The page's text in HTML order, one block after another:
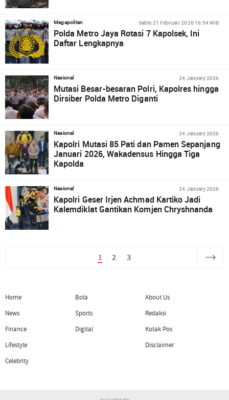
Megapolitan Sabtu 21 Februari 2026 16:54 WIB
Polda Metro Jaya Rotasi 7 Kapolsek, Ini
Daftar Lengkapnya
Nasional 24 January 2026
Mutasi Besar-besaran Polri, Kapolres hingga
Dirsiber Polda Metro Diganti
Nasional 24 January 2026
Kapolri Mutasi 85 Pati dan Pamen Sepanjang
Januari 2026, Wakadensus Hingga Tiga
Kapolda
Nasional 24 January 2026
Kapolri Geser Irjen Achmad Kartiko Jadi
Kalemdiklat Gantikan Komjen Chryshnanda
1 2 3
Home
News
Finance
Lifestyle
Celebrity
Bola
Sports
Digital
About Us
Redaksi
Kotak Pos
Disclaimer